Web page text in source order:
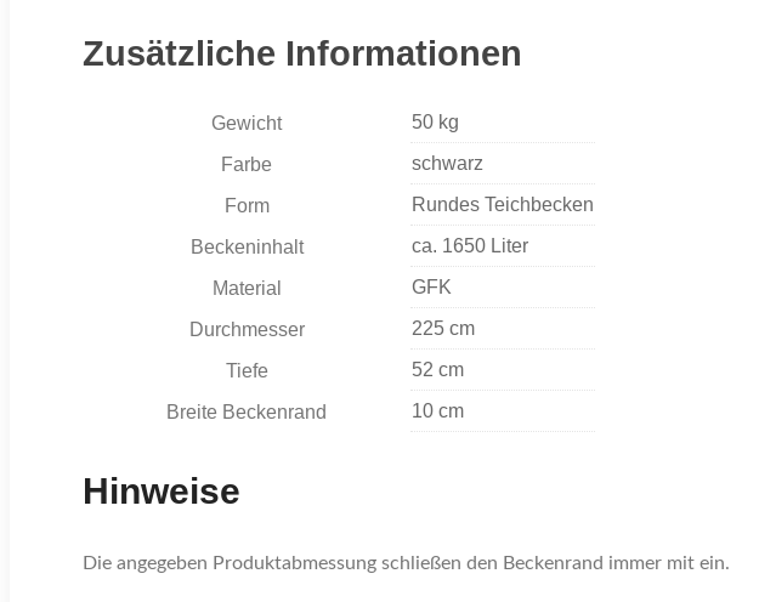
Zusätzliche Informationen
Gewicht 50 kg
Farbe schwarz
Form Rundes Teichbecken
Beckeninhalt ca. 1650 Liter
Material GFK
Durchmesser 225 cm
Tiefe 52 cm
Breite Beckenrand 10 cm
Hinweise
Die angegeben Produktabmessung schließen den Beckenrand immer mit ein.